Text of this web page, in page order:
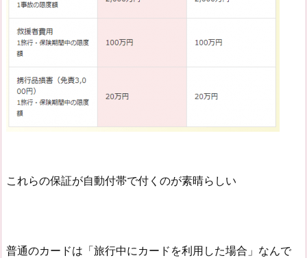
これらの保証が自動付帯で付くのが素晴らしい
普通のカードは「旅行中にカードを利用した場合」なんで